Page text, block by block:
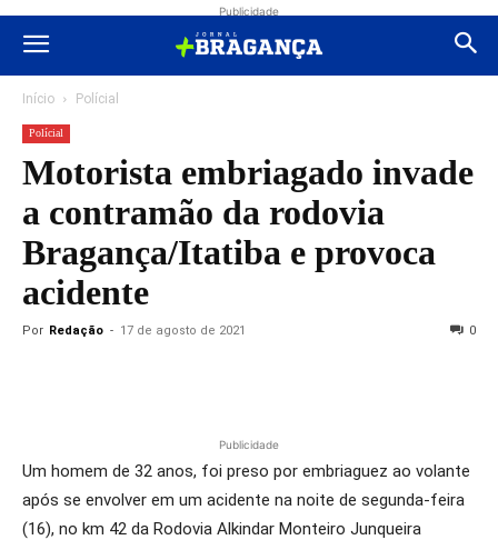
Publicidade
Início Polícial
Polícial
Motorista embriagado invade
a contramão da rodovia
Bragança/Itatiba e provoca
acidente
Por Redação - 17 de agosto de 2021 0
Publicidade
Um homem de 32 anos, foi preso por embriaguez ao volante
após se envolver em um acidente na noite de segunda-feira
(16), no km 42 da Rodovia Alkindar Monteiro Junqueira